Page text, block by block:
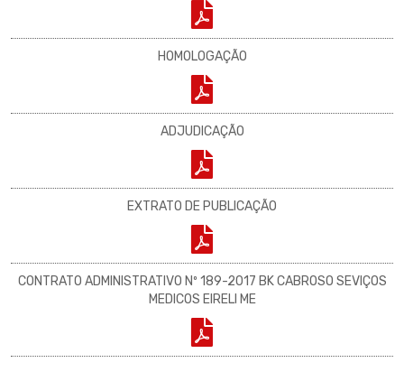
HOMOLOGAÇÃO
ADJUDICAÇÃO
EXTRATO DE PUBLICAÇÃO
CONTRATO ADMINISTRATIVO Nº 189-2017 BK CABROSO SEVIÇOS
MEDICOS EIRELI ME